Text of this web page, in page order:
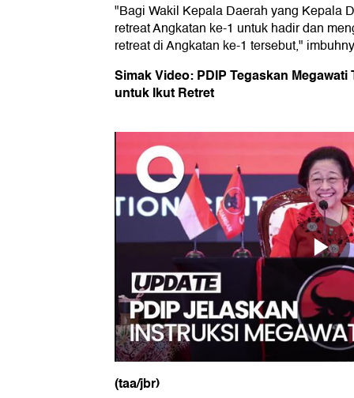
"Bagi Wakil Kepala Daerah yang Kepala
retreat Angkatan ke-1 untuk hadir dan
retreat di Angkatan ke-1 tersebut,"
Simak Video: PDIP Tegaskan
untuk Ikut Retret
(taa/jbr)